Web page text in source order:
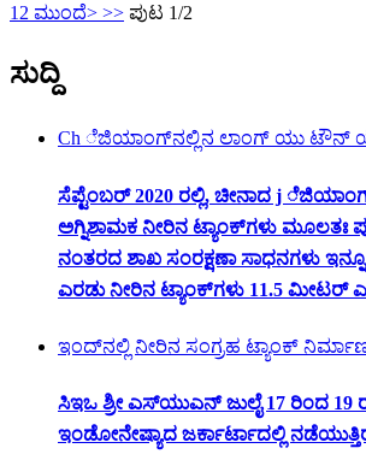
1 2 ಮುಂದೆ> >> ಪುಟ 1/2
ಸುದ್ದಿ
Ch ೆಜಿಯಾಂಗ್‌ನಲ್ಲಿನ ಲಾಂಗ್ ಯು ಟೌನ್
ಸೆಪ್ಟೆಂಬರ್ 2020 ರಲ್ಲಿ, ಚೀನಾದ j ೆಜಿಯಾಂಗ್
ಅಗ್ನಿಶಾಮಕ ನೀರಿನ ಟ್ಯಾಂಕ್‌ಗಳು ಮೂಲತಃ
ನಂತರದ ಶಾಖ ಸಂರಕ್ಷಣಾ ಸಾಧನಗಳು
ಎರಡು ನೀರಿನ ಟ್ಯಾಂಕ್‌ಗಳು 11.5 ಮೀಟರ್
ಇಂದ್‌ನಲ್ಲಿ ನೀರಿನ ಸಂಗ್ರಹ ಟ್ಯಾಂಕ್
ಸಿಇಒ ಶ್ರೀ ಎಸ್‌ಯುಎನ್ ಜುಲೈ 17 ರಿಂದ 19
ಇಂಡೋನೇಷ್ಯಾದ ಜರ್ಕಾರ್ಟಾದಲ್ಲಿ